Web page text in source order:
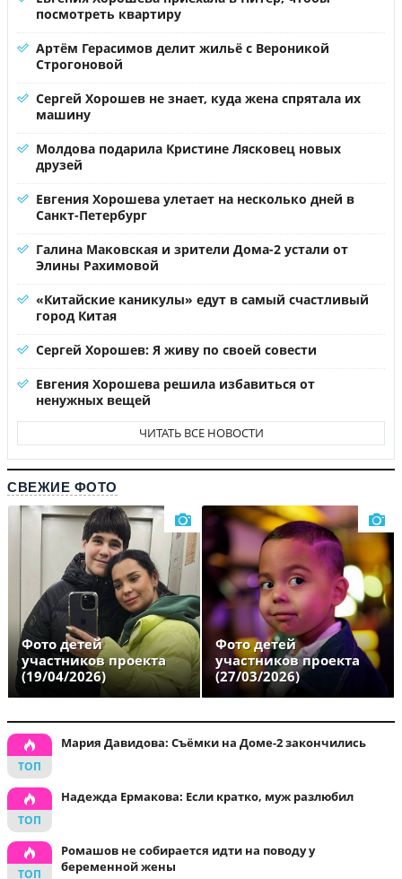
посмотреть квартиру
Артём Герасимов делит жильё с Вероникой
Строгоновой
Сергей Хорошев не знает, куда жена спрятала их
машину
Молдова подарила Кристине Лясковец новых
друзей
Евгения Хорошева улетает на несколько дней в
Санкт-Петербург
Галина Маковская и зрители Дома-2 устали от
Элины Рахимовой
«Китайские каникулы» едут в самый счастливый
город Китая
Сергей Хорошев: Я живу по своей совести
Евгения Хорошева решила избавиться от
ненужных вещей
ЧИТАТЬ ВСЕ НОВОСТИ
СВЕЖИЕ ФОТО
Фото детей
участников проекта
(19/04/2026)
Фото детей
участников проекта
(27/03/2026)
Мария Давидова: Съёмки на Доме-2 закончились
Надежда Ермакова: Если кратко, муж разлюбил
Ромашов не собирается идти на поводу у
беременной жены